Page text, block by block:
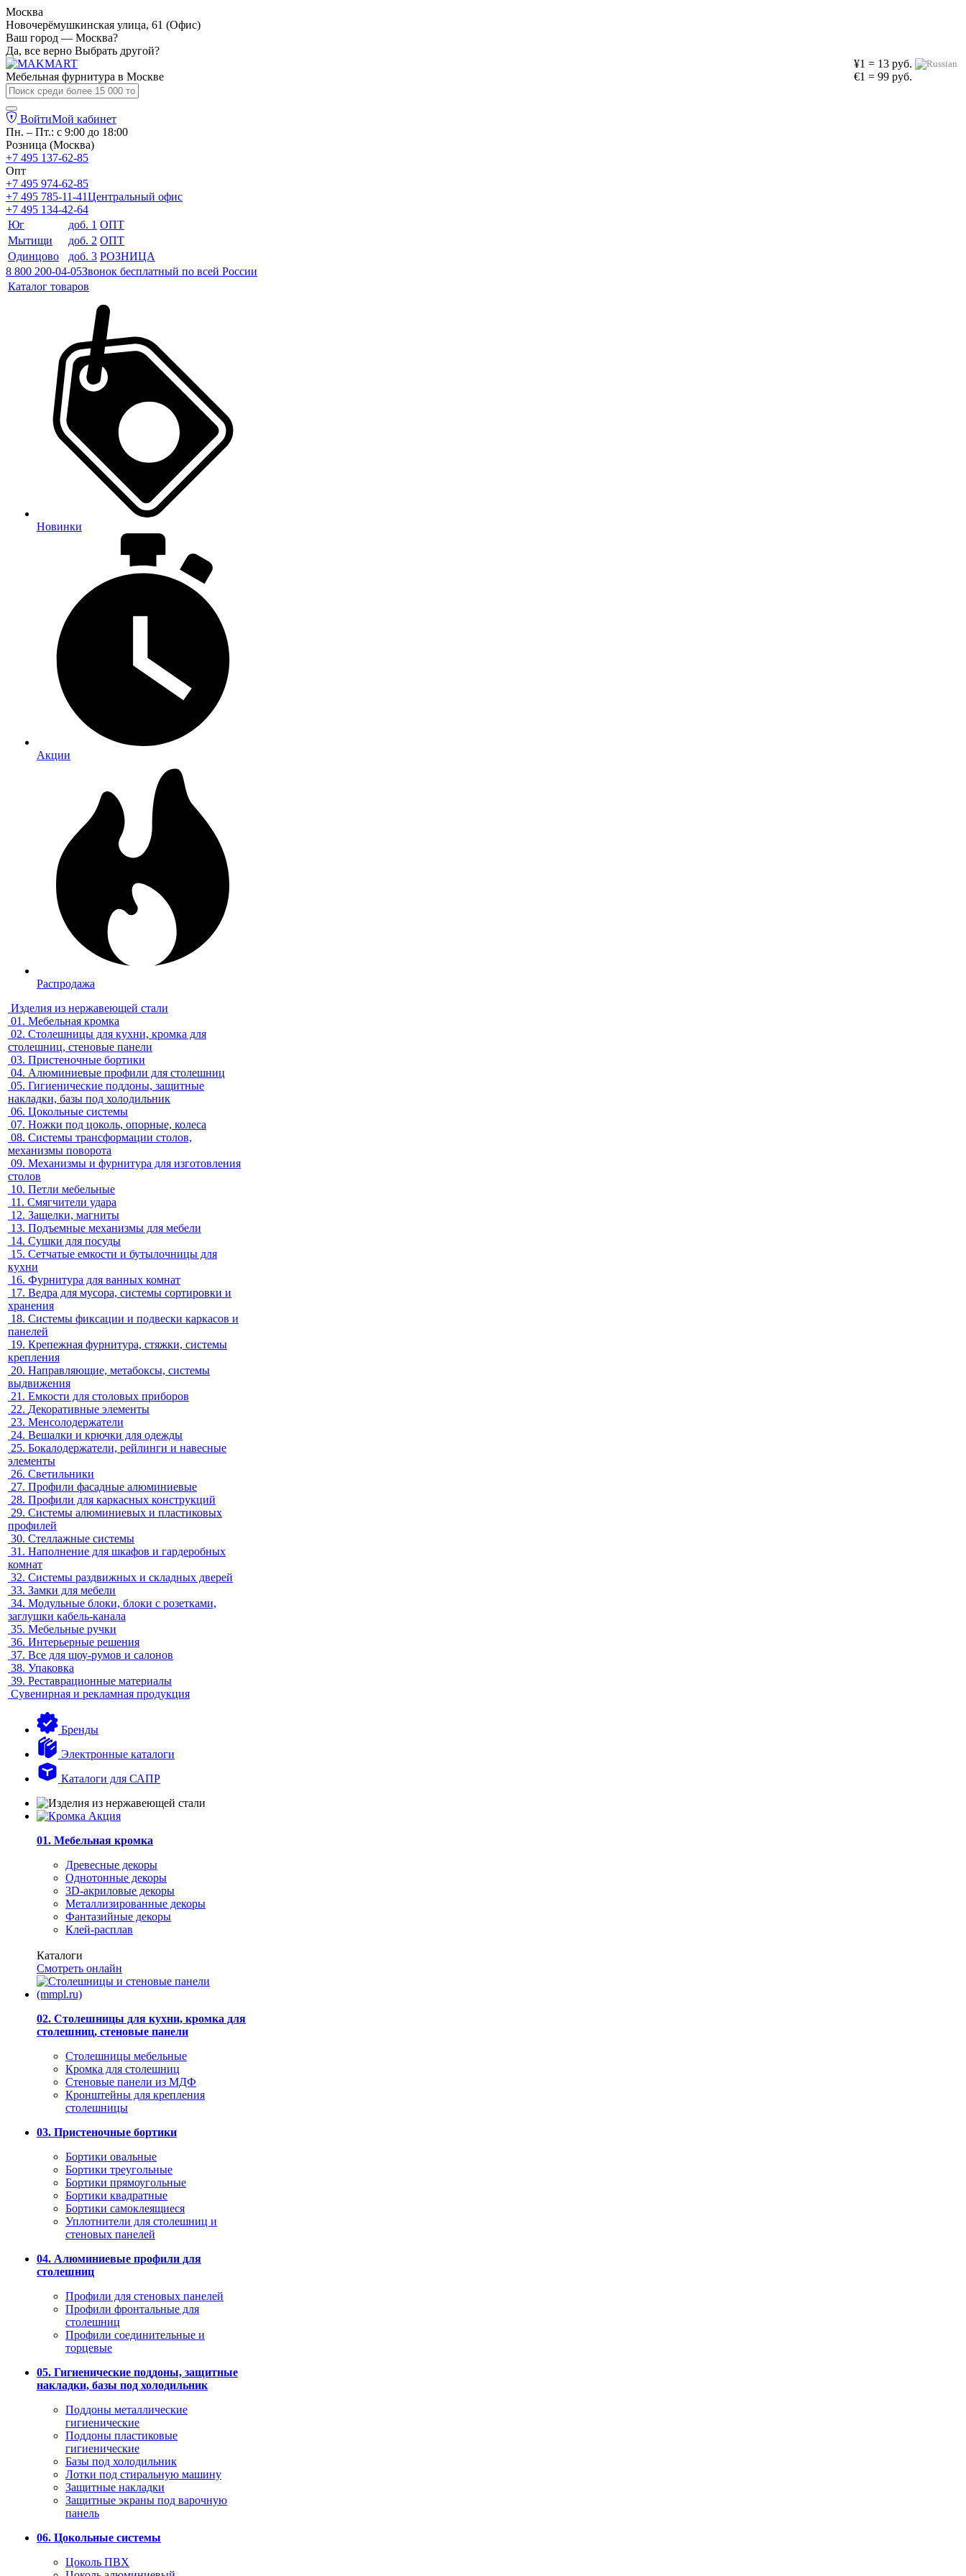
Москва
Новочерёмушкинская улица, 61 (Офис)
Ваш город — Москва?
Да, все верно Выбрать другой?
¥1 = 13 руб.
€1 = 99 руб.
Мебельная фурнитура в Москве
ВойтиМой кабинет
Пн. – Пт.: с 9:00 до 18:00
Розница (Москва)
+7 495 137-62-85
Опт
+7 495 974-62-85
+7 495 785-11-41Центральный офис
+7 495 134-42-64
Юг
доб. 1 ОПТ
Мытищи
доб. 2 ОПТ
Одинцово
доб. 3 РОЗНИЦА
8 800 200-04-05Звонок бесплатный по всей России
Каталог товаров
Новинки
Акции
Распродажа
Изделия из нержавеющей стали
01. Мебельная кромка
02. Столешницы для кухни, кромка для
столешниц, стеновые панели
03. Пристеночные бортики
04. Алюминиевые профили для столешниц
05. Гигиенические поддоны, защитные
накладки, базы под холодильник
06. Цокольные системы
07. Ножки под цоколь, опорные, колеса
08. Системы трансформации столов,
механизмы поворота
09. Механизмы и фурнитура для изготовления
столов
10. Петли мебельные
11. Смягчители удара
12. Защелки, магниты
13. Подъемные механизмы для мебели
14. Сушки для посуды
15. Сетчатые емкости и бутылочницы для
кухни
16. Фурнитура для ванных комнат
17. Ведра для мусора, системы сортировки и
хранения
18. Системы фиксации и подвески каркасов и
панелей
19. Крепежная фурнитура, стяжки, системы
крепления
20. Направляющие, метабоксы, системы
выдвижения
21. Емкости для столовых приборов
22. Декоративные элементы
23. Менсолодержатели
24. Вешалки и крючки для одежды
25. Бокалодержатели, рейлинги и навесные
элементы
26. Светильники
27. Профили фасадные алюминиевые
28. Профили для каркасных конструкций
29. Системы алюминиевых и пластиковых
профилей
30. Стеллажные системы
31. Наполнение для шкафов и гардеробных
комнат
32. Системы раздвижных и складных дверей
33. Замки для мебели
34. Модульные блоки, блоки с розетками,
заглушки кабель-канала
35. Мебельные ручки
36. Интерьерные решения
37. Все для шоу-румов и салонов
38. Упаковка
39. Реставрационные материалы
Сувенирная и рекламная продукция
Бренды
Электронные каталоги
Каталоги для САПР
01. Мебельная кромка
Древесные декоры
Однотонные декоры
3D-акриловые декоры
Металлизированные декоры
Фантазийные декоры
Клей-расплав
Каталоги
Смотреть онлайн
02. Столешницы для кухни, кромка для
столешниц, стеновые панели
Столешницы мебельные
Кромка для столешниц
Стеновые панели из МДФ
Кронштейны для крепления
столешницы
03. Пристеночные бортики
Бортики овальные
Бортики треугольные
Бортики прямоугольные
Бортики квадратные
Бортики самоклеящиеся
Уплотнители для столешниц и
стеновых панелей
04. Алюминиевые профили для
столешниц
Профили для стеновых панелей
Профили фронтальные для
столешниц
Профили соединительные и
торцевые
05. Гигиенические поддоны, защитные
накладки, базы под холодильник
Поддоны металлические
гигиенические
Поддоны пластиковые
гигиенические
Базы под холодильник
Лотки под стиральную машину
Защитные накладки
Защитные экраны под варочную
панель
06. Цокольные системы
Цоколь ПВХ